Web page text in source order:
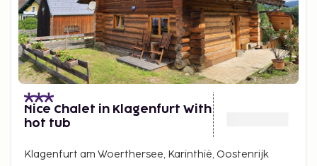
Nice Chalet in Klagenfurt With
hot tub
Klagenfurt am Woerthersee, Karinthië, Oostenrijk